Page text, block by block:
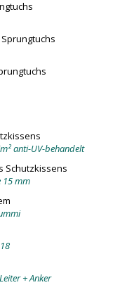
anti-UV-behandelt
Schutzkissens
15 mm
+ Anker